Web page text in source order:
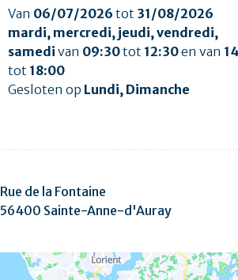
Van 06/07/2026 tot 31/08/2026
mardi, mercredi, jeudi, vendredi,
samedi van 09:30tot 12:30en van
tot 18:00
Gesloten op Lundi, Dimanche
Rue de la Fontaine
56400 Sainte-Anne-d'Auray